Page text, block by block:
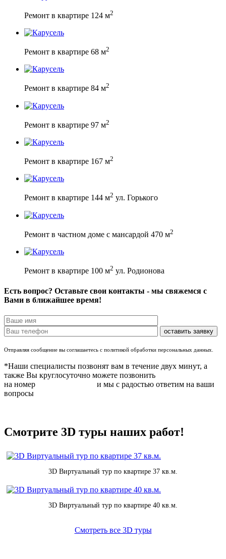
Ремонт в квартире 124 м2
Ремонт в квартире 68 м2
Ремонт в квартире 84 м2
Ремонт в квартире 97 м2
Ремонт в квартире 167 м2
Ремонт в квартире 144 м2 ул. Горького
Ремонт в частном доме с мансардой 470 м2
Ремонт в квартире 100 м2 ул. Родионова
Есть вопрос? Оставьте свои контакты - мы свяжемся с
Вами в ближайшее время!
Отправляя сообщение вы соглашаетесь с политикой обработки персональных данных.
*Наши специалисты позвонят вам в течение двух минут, а
также Вы круглосуточно можете позвонить
на номер
и мы с радостью ответим на ваши
вопросы
Смотрите 3D туры наших работ!
3D Виртуальный тур по квартире 37 кв.м.
3D Виртуальный тур по квартире 40 кв.м.
Смотреть все 3D туры